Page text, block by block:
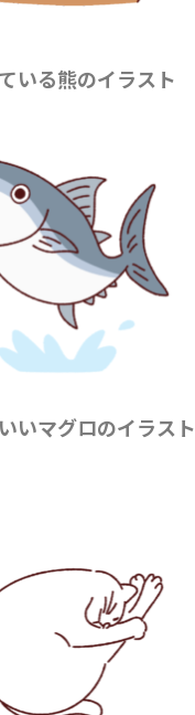
いる熊のイラスト
いマグロのイラスト